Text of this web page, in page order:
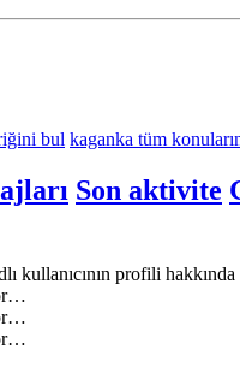
bul kaganka tüm
Son aktivite
kullanıcının profili